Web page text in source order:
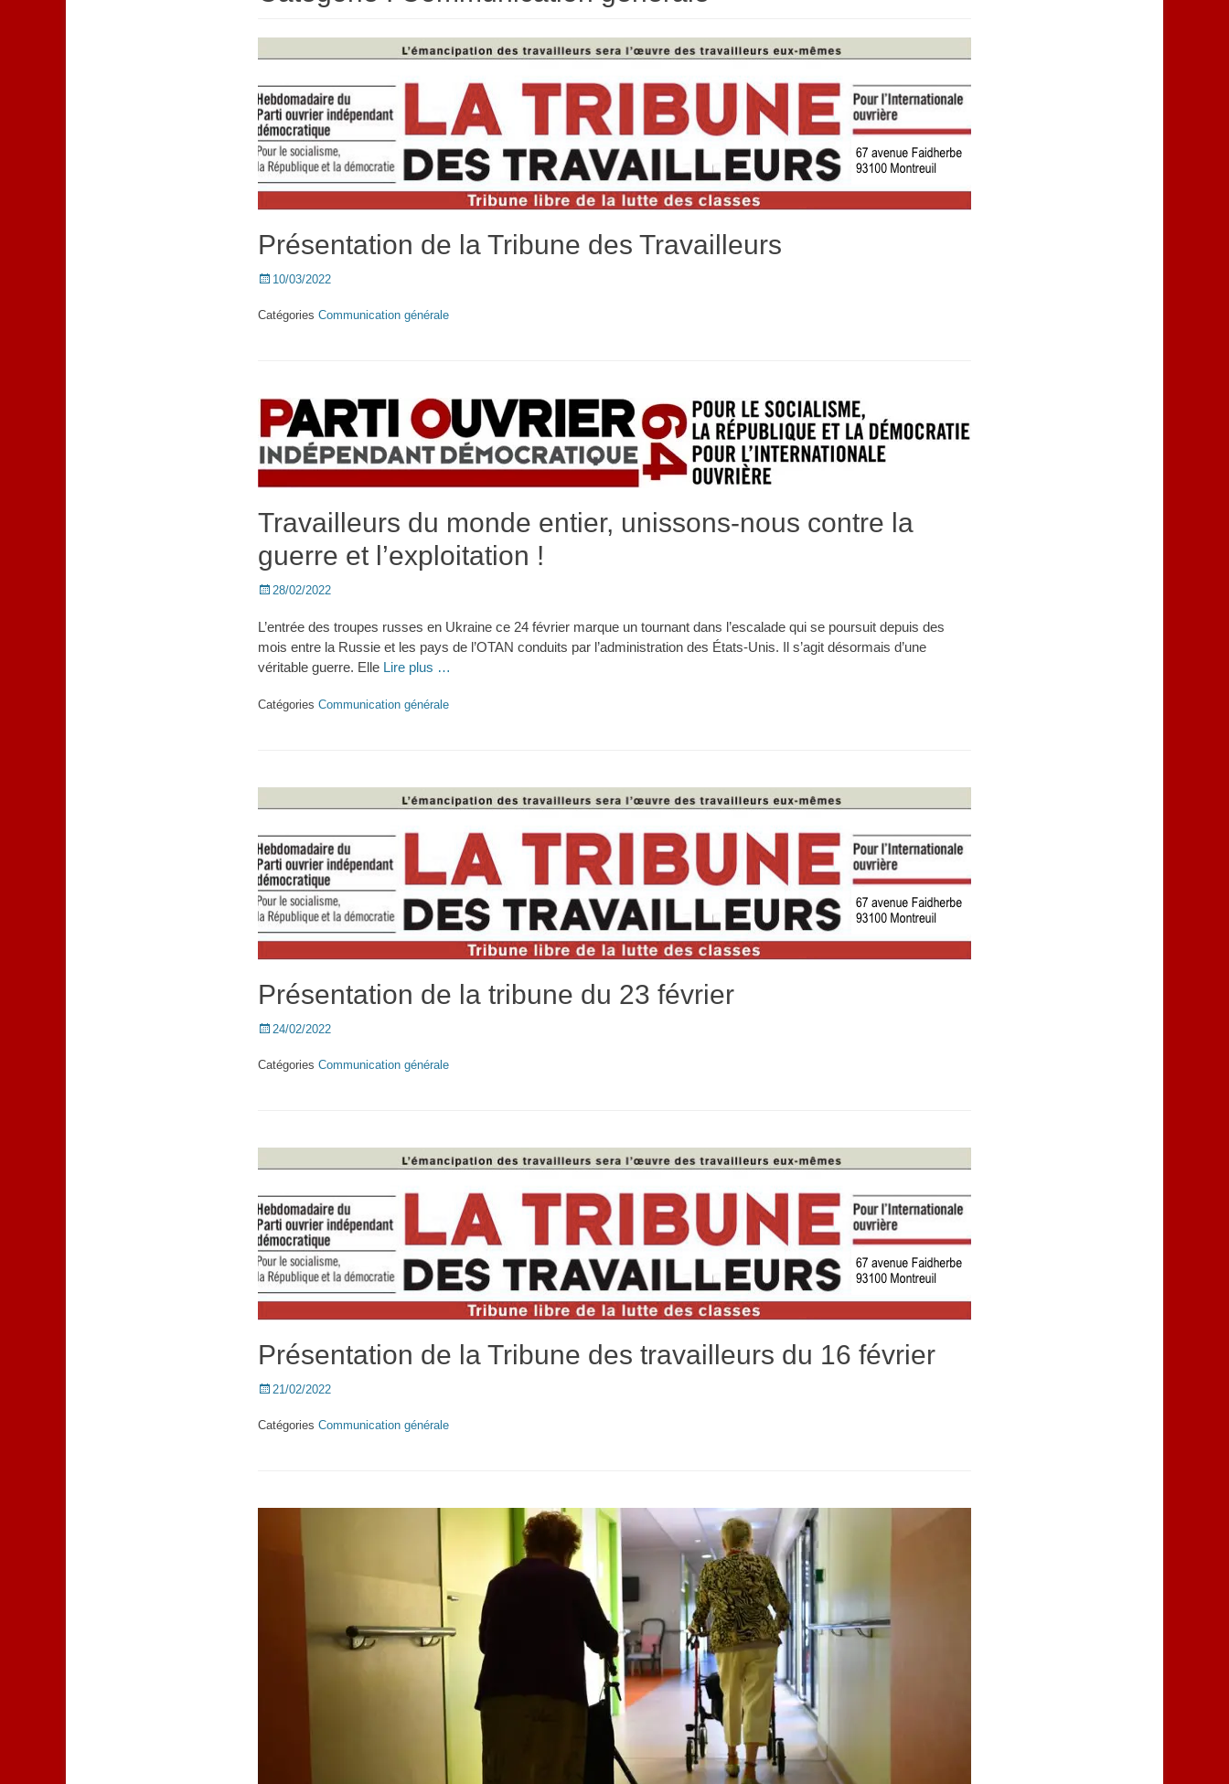
Présentation de la Tribune des Travailleurs
Posted
10/03/2022
Catégories Communication générale
Travailleurs du monde entier, unissons-nous contre la
guerre et l’exploitation !
Posted
28/02/2022
L’entrée des troupes russes en Ukraine ce 24 février marque un tournant dans l’escalade qui se poursuit depuis des
mois entre la Russie et les pays de l’OTAN conduits par l’administration des États-Unis. Il s’agit désormais d’une
véritable guerre. Elle Lire plus …
Catégories Communication générale
Présentation de la tribune du 23 février
Posted
24/02/2022
Catégories Communication générale
Présentation de la Tribune des travailleurs du 16 février
Posted
21/02/2022
Catégories Communication générale